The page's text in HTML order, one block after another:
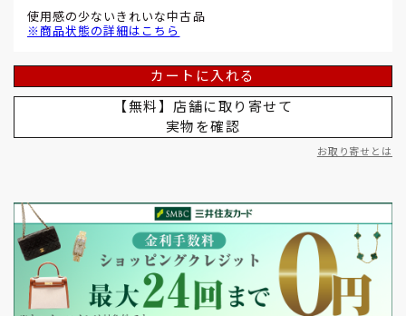
使用感の少ないきれいな中古品
※商品状態の詳細はこちら
カートに入れる
【無料】店舗に取り寄せて
実物を確認
お取り寄せとは